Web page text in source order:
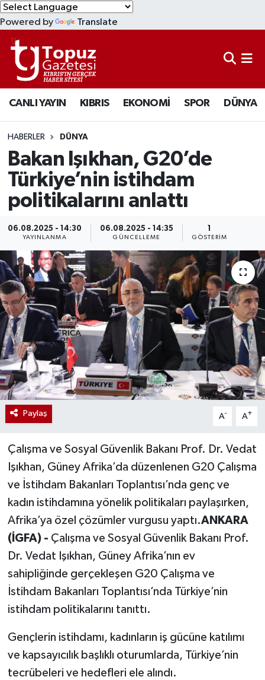
Powered by Translate
CANLI YAYIN KIBRIS EKONOMİ SPOR DÜNYA
HABERLER DÜNYA
Bakan Işıkhan, G20’de
Türkiye’nin istihdam
politikalarını anlattı
06.08.2025 - 14:30
YAYINLANMA
06.08.2025 - 14:35
GÜNCELLEME GÖSTERIM
Paylaş A- A+
Çalışma ve Sosyal Güvenlik Bakanı Prof. Dr. Vedat
Işıkhan, Güney Afrika’da düzenlenen G20 Çalışma
ve İstihdam Bakanları Toplantısı’nda genç ve
kadın istihdamına yönelik politikaları paylaşırken,
Afrika’ya özel çözümler vurgusu yaptı.ANKARA
(İGFA) - Çalışma ve Sosyal Güvenlik Bakanı Prof.
Dr. Vedat Işıkhan, Güney Afrika’nın ev
sahipliğinde gerçekleşen G20 Çalışma ve
İstihdam Bakanları Toplantısı’nda Türkiye’nin
istihdam politikalarını tanıttı.
Gençlerin istihdamı, kadınların iş gücüne katılımı
ve kapsayıcılık başlıklı oturumlarda, Türkiye’nin
tecrübeleri ve hedefleri ele alındı.
KIBRIS
DÜNYA
EKONOMİ
MAGAZİN
SAĞLIK
SPOR
TEKNOLOJİ
TÜRKİYE
Lefkoşa Nöbetçi Eczaneler
Lefkoşa Hava Durumu
Lefkoşa Trafik Yoğunluk Haritası
Süper Lig Puan Durumu ve Fikstür
Tüm Manşetler
Son Dakika Haberleri
Haber Arşivi